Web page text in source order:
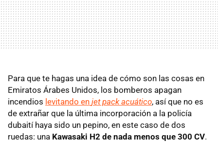
Para que te hagas una idea de cómo son las cosas en
Emiratos Árabes Unidos, los bomberos apagan
incendios levitando en jet pack acuático, así que no es
de extrañar que la última incorporación a la policía
dubaití haya sido un pepino, en este caso de dos
ruedas: una Kawasaki H2 de nada menos que 300 CV.